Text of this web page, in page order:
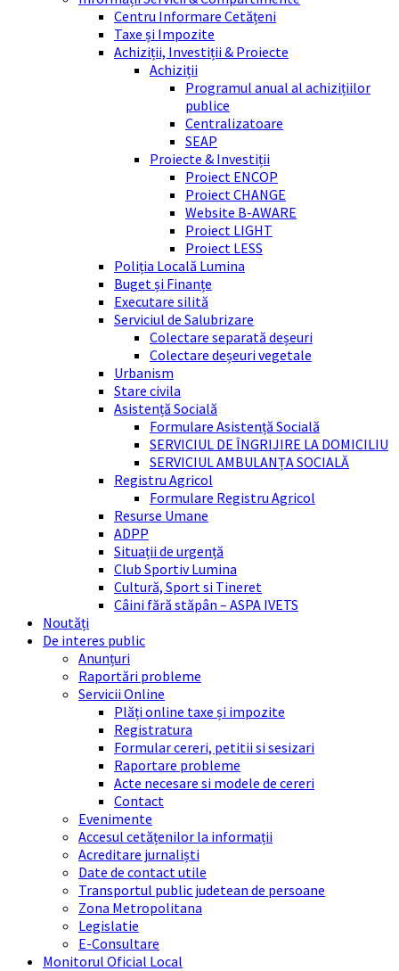
Centru Informare Cetățeni
Taxe și Impozite
Achiziții, Investiții & Proiecte
Achiziții
Programul anual al achizițiilor
publice
Centralizatoare
SEAP
Proiecte & Investiții
Proiect ENCOP
Proiect CHANGE
Website B-AWARE
Proiect LIGHT
Proiect LESS
Poliția Locală Lumina
Buget și Finanțe
Executare silită
Serviciul de Salubrizare
Colectare separată deșeuri
Colectare deșeuri vegetale
Urbanism
Stare civila
Asistență Socială
Formulare Asistență Socială
SERVICIUL DE ÎNGRIJIRE LA DOMICILIU
SERVICIUL AMBULANȚA SOCIALĂ
Registru Agricol
Formulare Registru Agricol
Resurse Umane
ADPP
Situații de urgență
Club Sportiv Lumina
Cultură, Sport si Tineret
Câini fără stăpân – ASPA IVETS
Noutăți
De interes public
Anunțuri
Raportări probleme
Servicii Online
Plăți online taxe și impozite
Registratura
Formular cereri, petitii si sesizari
Raportare probleme
Acte necesare si modele de cereri
Contact
Evenimente
Accesul cetățenilor la informații
Acreditare jurnaliști
Date de contact utile
Transportul public judetean de persoane
Zona Metropolitana
Legislatie
E-Consultare
Monitorul Oficial Local